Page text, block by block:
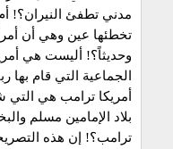
مدني تطفئ النيران؟!
تخطئها عين وهي أن
وحديثاً؟! أليست هي
الجماعية التي قام بها
أمريكا ترامب هي
بلاد الإمامين مسلم
ترامب؟! إن هذه